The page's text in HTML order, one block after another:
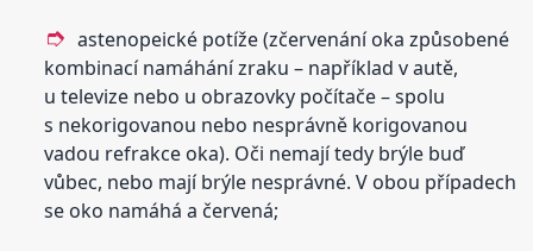
astenopeické potíže (zčervenání oka způsobené
kombinací namáhání zraku – například v autě,
u televize nebo u obrazovky počítače – spolu
s nekorigovanou nebo nesprávně korigovanou
vadou refrakce oka). Oči nemají tedy brýle buď
vůbec, nebo mají brýle nesprávné. V obou případech
se oko namáhá a červená;